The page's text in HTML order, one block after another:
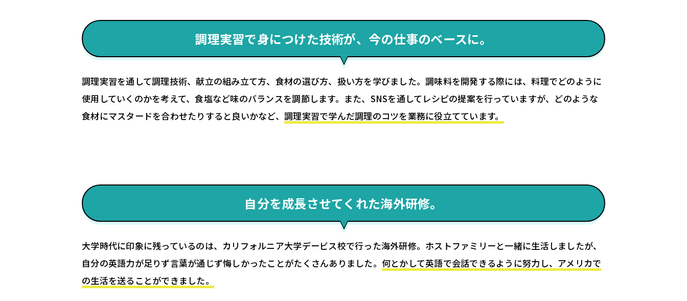
調理実習で身につけた技術が、今の仕事のベースに。
調理実習を通して調理技術、献立の組み立て方、食材の選び方、扱い方を学びました。調味料を開発する際には、料理でどのように
使用していくのかを考えて、食塩など味のバランスを調節します。また、SNSを通してレシピの提案を行っていますが、どのような
食材にマスタードを合わせたりすると良いかなど、 調理実習で学んだ調理のコツを業務に役立てています。
自分を成長させてくれた海外研修。
大学時代に印象に残っているのは、カリフォルニア大学デービス校で行った海外研修。ホストファミリーと一緒に生活しましたが、
自分の英語力が足りず言葉が通じず悔しかったことがたくさんありました。 何とかして英語で会話できるように努力し、アメリカで
の生活を送ることができました。